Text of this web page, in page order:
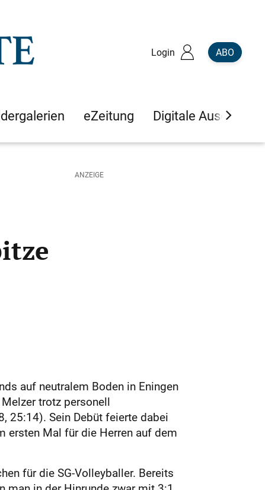
Login ABO
eZeitung Digitale Ausgaben
auf neutralem Boden in Eningen
trotz personell
25:14). Sein Debüt feierte dabei
ersten Mal für die Herren auf dem
für die SG-Volleyballer. Bereits